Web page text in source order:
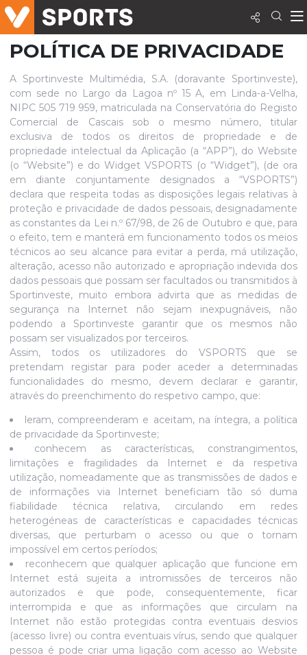
POLÍTICA DE PRIVACIDADE
A Sportinveste Multimédia, S.A. (doravante Sportinveste),
com sede no Largo da Lagoa nº 15 A, em Linda-a-Velha,
NIPC 505 719 959, matriculada na Conservatória do Registo
Comercial de Cascais sob o mesmo número, titular
exclusiva de todos os direitos de propriedade e de
propriedade intelectual da Aplicação (a “APP”), do Website
(o “Website”) e do Widget VSPORTS (o “Widget”), (de ora
em diante conjuntamente designados a “VSPORTS”)
declara que respeita todas as disposições legais relativas à
proteção e privacidade de dados pessoais, designadamente
as constantes da Lei n.º 67/98, de 26 de Outubro e que, para
o efeito, tem e manterá em funcionamento todos os meios
técnicos ao seu alcance para evitar a perda, má utilização,
alteração, acesso não autorizado e apropriação indevida dos
dados pessoais que possam ser facultados ou transmitidos à
Sportinveste, muito embora advirta que as medidas de
segurança na Internet não sejam inexpugnáveis, não
podendo a Sportinveste garantir que os mesmos não
possam ser visualizados por terceiros.
Assim, todos os utilizadores do VSPORTS que se
pretendam registar para poder aceder a determinadas
funcionalidades do mesmo, devem declarar e garantir,
através do preenchimento do respetivo campo, que:
leram, compreenderam e aceitam, na íntegra, a política
de privacidade da Sportinveste;
conhecem as características, constrangimentos,
limitações e fragilidades da Internet e da respetiva
utilização, nomeadamente que as transmissões de dados e
de informações via Internet beneficiam tão só duma
fiabilidade técnica relativa, circulando em redes
heterogéneas de características e capacidades técnicas
diversas, que perturbam o acesso ou que o tornam
impossível em certos períodos;
reconhecem que qualquer aplicação que funcione em
Internet está sujeita a intromissões de terceiros não
autorizados e que pode, consequentemente, ficar
interrompida e que as informações que circulam na
Internet não estão protegidas contra eventuais desvios
(acesso livre) ou contra eventuais vírus, sendo que qualquer
pessoa é pode criar uma ligação com acesso ao Website